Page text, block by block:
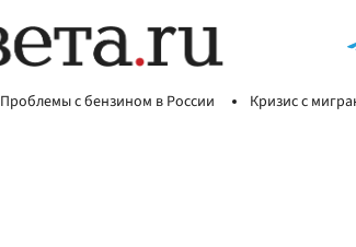
Проблемы с бензином в России Кризис с